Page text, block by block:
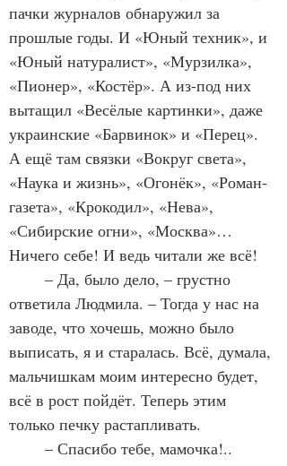
пачки журналов обнаружил за
прошлые годы. И «Юный техник», и
«Юный натуралист», «Мурзилка»,
«Пионер», «Костёр». А из-под них
вытащил «Весёлые картинки», даже
украинские «Барвинок» и «Перец».
А ещё там связки «Вокруг света»,
«Наука и жизнь», «Огонёк», «Роман-
газета», «Крокодил», «Нева»,
«Сибирские огни», «Москва»…
Ничего себе! И ведь читали же всё!
ответила Людмила. – Тогда у нас на
заводе, что хочешь, можно было
выписать, я и старалась. Всё, думала,
мальчишкам моим интересно будет,
всё в рост пойдёт. Теперь этим
только печку растапливать.
	– Спасибо тебе, мамочка!..